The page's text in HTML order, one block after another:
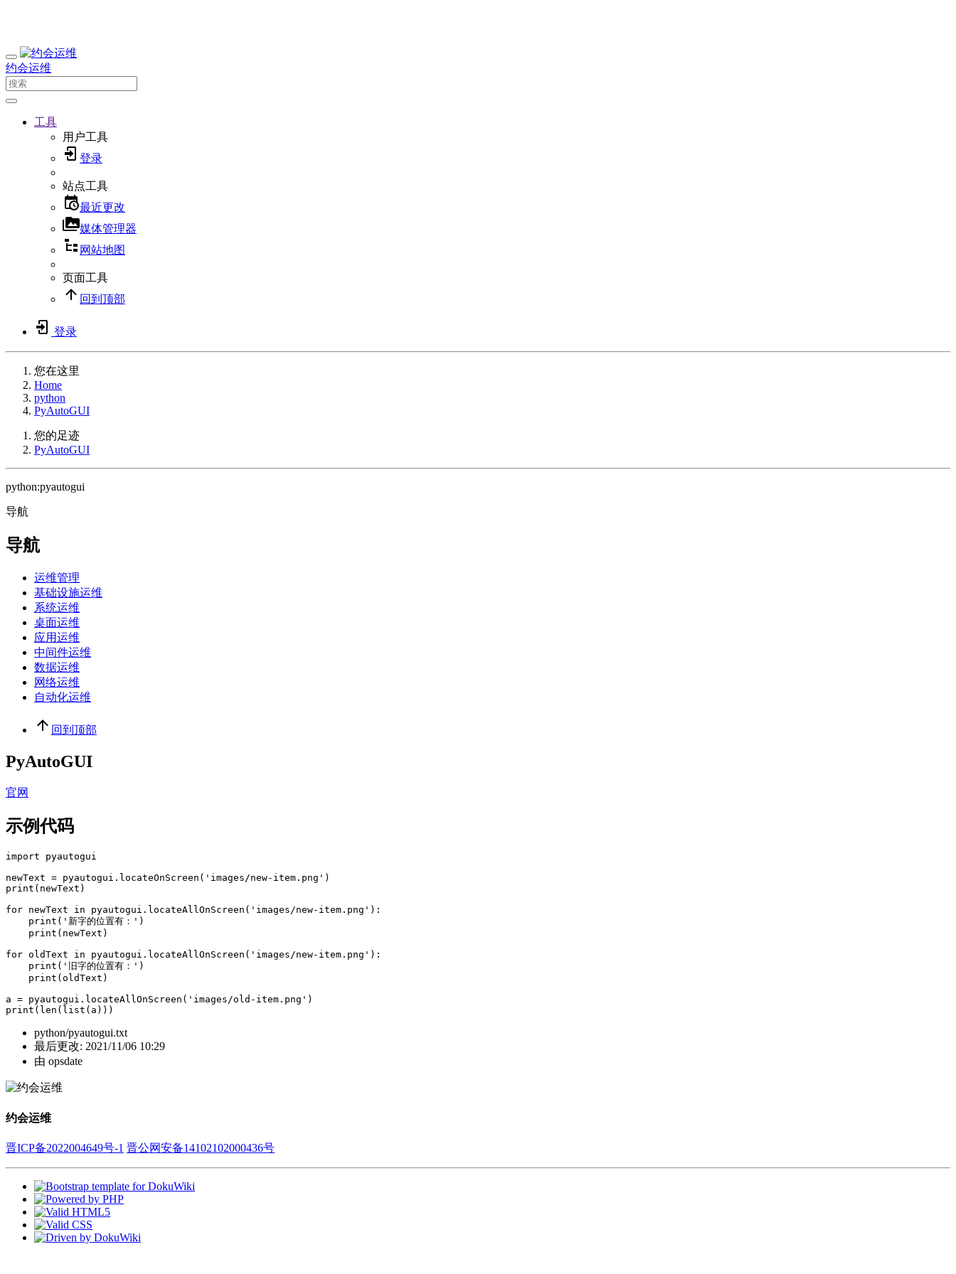
约会运维
工具
用户工具
登录
站点工具
最近更改
媒体管理器
网站地图
页面工具
回到顶部
登录
您在这里
Home
python
PyAutoGUI
您的足迹
PyAutoGUI
python:pyautogui
导航
导航
运维管理
基础设施运维
系统运维
桌面运维
应用运维
中间件运维
数据运维
网络运维
自动化运维
回到顶部
PyAutoGUI
官网
示例代码
import pyautogui
newText = pyautogui.locateOnScreen('images/new-item.png')
print(newText)
for newText in pyautogui.locateAllOnScreen('images/new-item.png'):
    print('新字的位置有：')
    print(newText)
for oldText in pyautogui.locateAllOnScreen('images/new-item.png'):
    print('旧字的位置有：')
    print(oldText)
a = pyautogui.locateAllOnScreen('images/old-item.png')
print(len(list(a)))
python/pyautogui.txt
最后更改: 2021/11/06 10:29
由 opsdate
约会运维
晋ICP备2022004649号-1 晋公网安备14102102000436号